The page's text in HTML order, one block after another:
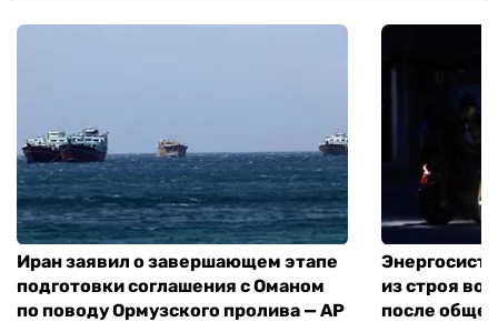
Иран заявил о завершающем этапе
подготовки соглашения с Оманом
по поводу Ормузского пролива — AP
из строя во
после